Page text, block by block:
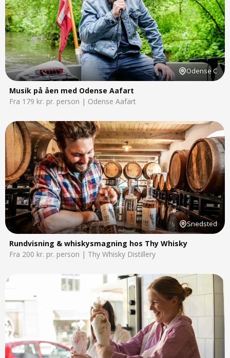
Odense C
Musik på åen med Odense Aafart
Fra 179 kr. pr. person | Odense Aafart
Snedsted
Rundvisning & whiskysmagning hos Thy Whisky
Fra 200 kr. pr. person | Thy Whisky Distillery